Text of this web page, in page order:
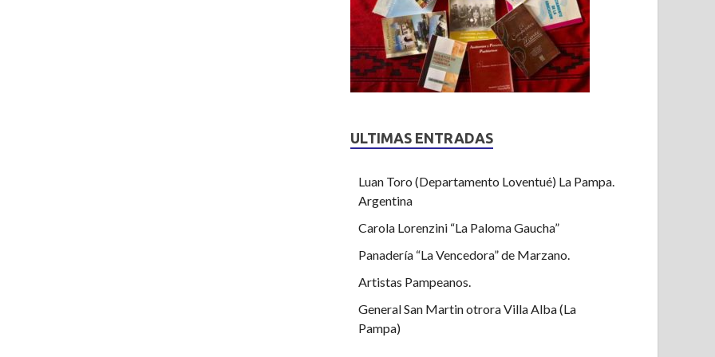
ULTIMAS ENTRADAS
Luan Toro (Departamento Loventué) La Pampa.
Argentina
Carola Lorenzini “La Paloma Gaucha”
Panadería “La Vencedora” de Marzano.
Artistas Pampeanos.
General San Martin otrora Villa Alba (La
Pampa)